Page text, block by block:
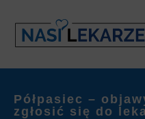
Półpasiec –
zgłosić się do